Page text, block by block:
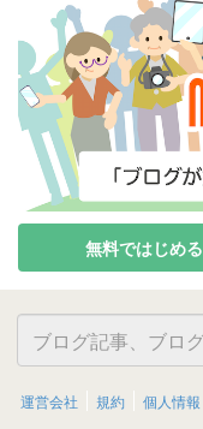
無料ではじめる
運営会社 規約 個人情報